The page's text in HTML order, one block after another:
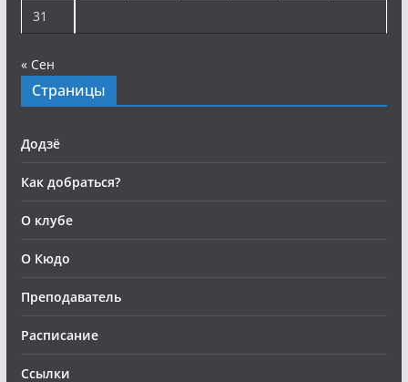
31
« Сен
Страницы
Додзё
Как добраться?
О клубе
О Кюдо
Преподаватель
Расписание
Ссылки